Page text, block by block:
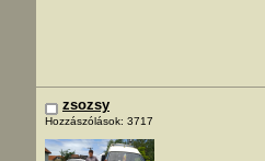
zsozsy
Hozzászólások: 3717